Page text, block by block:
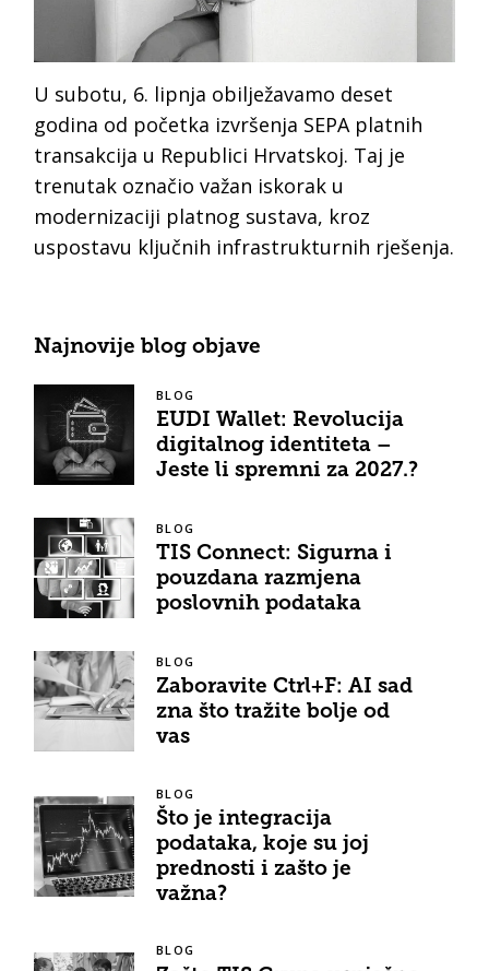
U subotu, 6. lipnja obilježavamo deset
godina od početka izvršenja SEPA platnih
transakcija u Republici Hrvatskoj. Taj je
trenutak označio važan iskorak u
modernizaciji platnog sustava, kroz
uspostavu ključnih infrastrukturnih rješenja.
Najnovije blog objave
BLOG
EUDI Wallet: Revolucija
digitalnog identiteta –
Jeste li spremni za 2027.?
BLOG
TIS Connect: Sigurna i
pouzdana razmjena
poslovnih podataka
BLOG
Zaboravite Ctrl+F: AI sad
zna što tražite bolje od
vas
BLOG
Što je integracija
podataka, koje su joj
prednosti i zašto je
važna?
BLOG